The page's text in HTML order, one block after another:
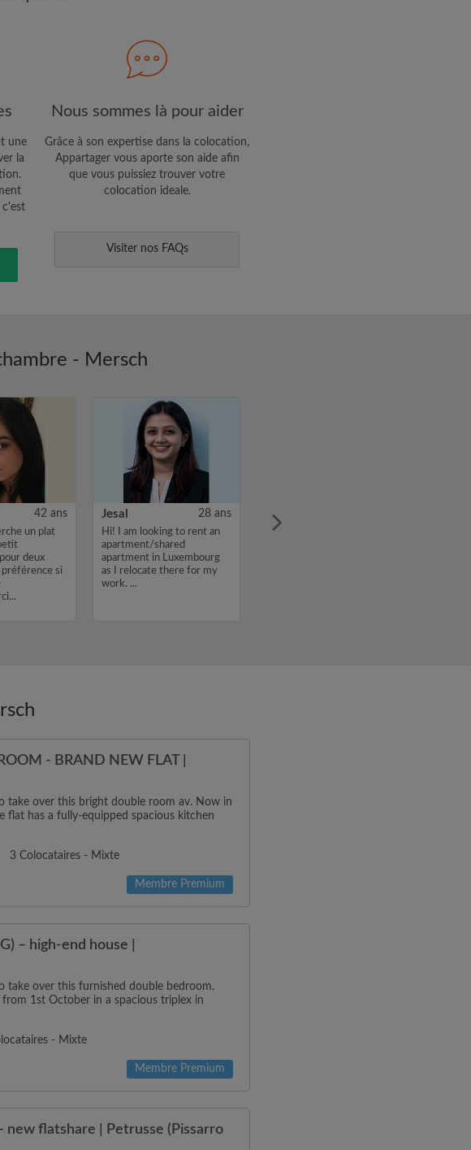
recevoir des offres exclusives et des mises à
une
la
c'est
Nous sommes là pour aider
Grâce à son expertise dans la colocation,
Appartager vous aporte son aide afin
que vous puissiez trouver votre
colocation ideale.
Visiter nos FAQs
- Mersch
42 ans
un plat
deux
préférence si
Jesal 28 ans
Hi! I am looking to rent an
apartment/shared
apartment in Luxembourg
as I relocate there for my
work. ...
- BRAND NEW FLAT |
take over this bright double room av. Now in
flat has a fully-equipped spacious kitchen
3 Colocataires - Mixte
Membre Premium
– high-end house |
take over this furnished double bedroom.
1st October in a spacious triplex in
- Mixte
Membre Premium
new flatshare | Petrusse (Pissarro